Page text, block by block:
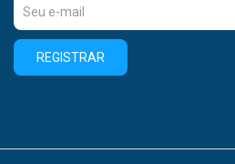
REGISTRAR